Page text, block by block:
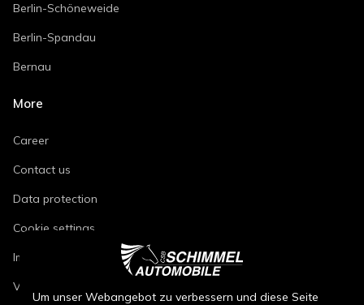
Berlin-Schöneweide
Berlin-Spandau
Bernau
More
Career
Contact us
Data protection
Cookie settings
Imprint
Vehicle repair conditions
Um unser Webangebot zu verbessern und diese Seite